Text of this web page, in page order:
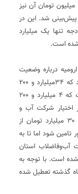
آذربایجان‌شرقی دیده شده و ۶۰ میلیارد و ۷۰۰ میلیون تومان آن نیز
ارومیه پیش‌بینی شد. این در
تنها یک میلیارد
شده است.
درباره وضعیت
تصفیه‌خانه ارومیه گفت: پیش‌بینی ما این بود که ۳۴میلیارد و ۲۰۰
میلیون تومان اعتبار برای افتتاح آن نیاز است که ۴ میلیارد و ۲۰۰
اختیار شرکت آب و
فاضلاب استان آذربایجان غربی قرار بگیرد و ۳۰ میلیارد تومان از
بحران کشور تامین شود اما تا به
به شرکت آب‌و‌فاضلاب استان
است. با توجه به
گذشته تعطیل شده